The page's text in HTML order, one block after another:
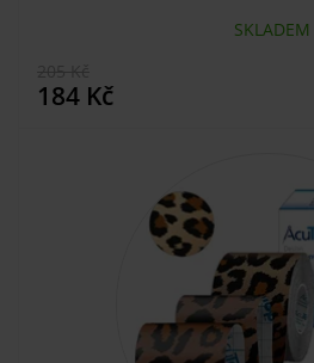
SKLADEM
184 Kč